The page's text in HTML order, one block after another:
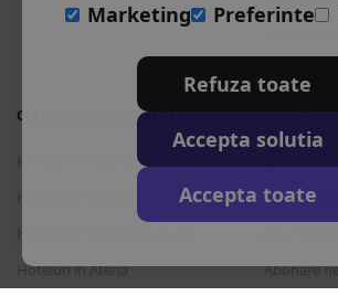
Vizitati
CELE MAI CAUTATE STATIUNI
Hoteluri in Atena
CONTACT
+40 376
Abonare
Marketing
Preferinte
Refuza toate
Accepta solutia
Accepta toate